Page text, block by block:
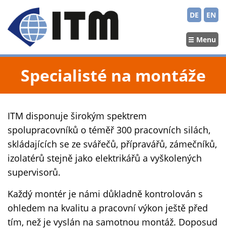
Menu
DE EN
Specialisté na montáže
ITM disponuje širokým spektrem
spolupracovníků o téměř 300 pracovních silách,
skládajících se ze svářečů, přípravářů, zámečníků,
izolatérů stejně jako elektrikářů a vyškolených
supervisorů.
Každý montér je námi důkladně kontrolován s
ohledem na kvalitu a pracovní výkon ještě před
tím, než je vyslán na samotnou montáž. Doposud